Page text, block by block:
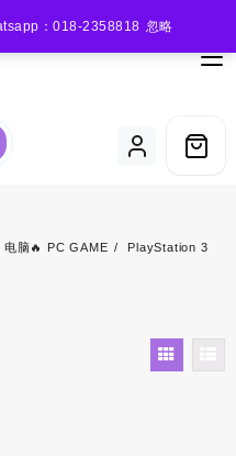
：018-2358818 忽略
电脑🔥 PC GAME PlayStation 3